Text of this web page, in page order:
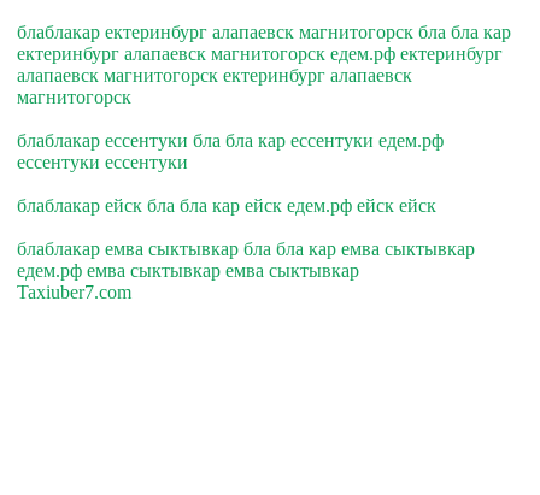
блаблакар ектеринбург алапаевск магнитогорск бла бла кар
ектеринбург алапаевск магнитогорск едем.рф ектеринбург
алапаевск магнитогорск ектеринбург алапаевск
магнитогорск
блаблакар ессентуки бла бла кар ессентуки едем.рф
ессентуки ессентуки
блаблакар ейск бла бла кар ейск едем.рф ейск ейск
блаблакар емва сыктывкар бла бла кар емва сыктывкар
едем.рф емва сыктывкар емва сыктывкар
Taxiuber7.com